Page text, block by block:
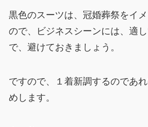
黒色のスーツは、冠婚葬祭をイ
ので、ビジネスシーンには、適
で、避けておきましょう。
ですので、１着新調するのであ
めします。